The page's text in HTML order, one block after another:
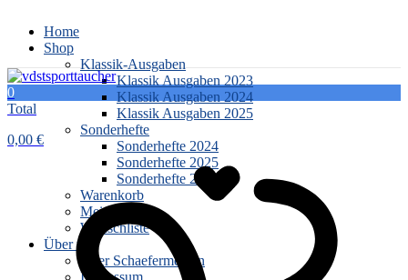
Home
Shop
Klassik-Ausgaben
Klassik Ausgaben 2023
Klassik Ausgaben 2024
Klassik Ausgaben 2025
Sonderhefte
Sonderhefte 2024
Sonderhefte 2025
Sonderhefte 2026
Warenkorb
Mein Konto
Wunschliste
Über uns
Über Schaefermedien
0
Total
0,00 €